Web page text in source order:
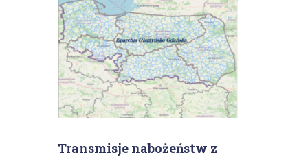
Transmisje nabożeństw z